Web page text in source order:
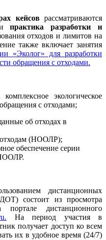
кейсоврассматриваются
ипрактика разработки и
отходов и лимитов на
также включает занятия
«Эколог» для разработки
обращения с отходами.
экологическое
с отходами;
об отходах в
отходам (НООЛР);
обеспечение серии
дистанционных
состоит из просмотра
дистанционного
На период участия в
получает доступ ко всем
их в удобное время (24/7)